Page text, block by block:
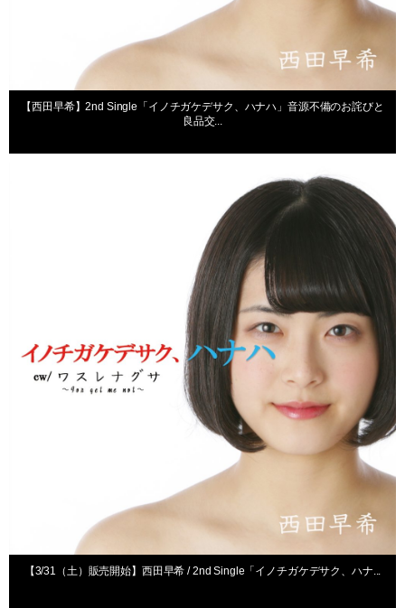
【西田早希】2nd Single「イノチガケデサク、ハナハ」音源不備のお詫びと
良品交...
【3/31（土）販売開始】西田早希 / 2nd Single「イノチガケデサク、ハナ...